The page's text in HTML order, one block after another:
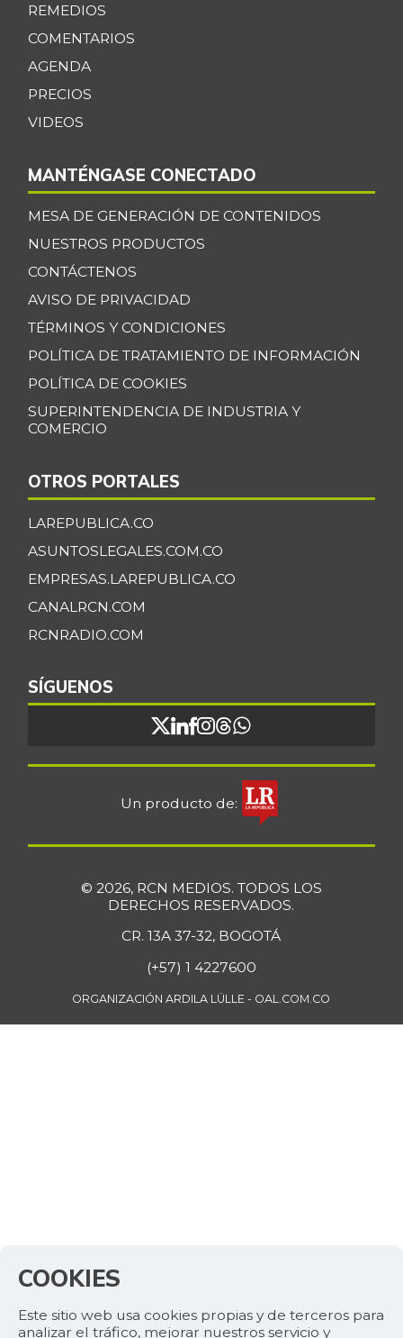
REMEDIOS
COMENTARIOS
AGENDA
PRECIOS
VIDEOS
MANTÉNGASE CONECTADO
MESA DE GENERACIÓN DE CONTENIDOS
NUESTROS PRODUCTOS
CONTÁCTENOS
AVISO DE PRIVACIDAD
TÉRMINOS Y CONDICIONES
POLÍTICA DE TRATAMIENTO DE INFORMACIÓN
POLÍTICA DE COOKIES
SUPERINTENDENCIA DE INDUSTRIA Y
COMERCIO
OTROS PORTALES
LAREPUBLICA.CO
ASUNTOSLEGALES.COM.CO
EMPRESAS.LAREPUBLICA.CO
CANALRCN.COM
RCNRADIO.COM
SÍGUENOS
Un producto de:
© 2026, RCN MEDIOS. TODOS LOS
DERECHOS RESERVADOS.
CR. 13A 37-32, BOGOTÁ
(+57) 1 4227600
ORGANIZACIÓN ARDILA LÜLLE - OAL.COM.CO
COOKIES
Este sitio web usa cookies propias y de terceros para
analizar el tráfico, mejorar nuestros servicio y